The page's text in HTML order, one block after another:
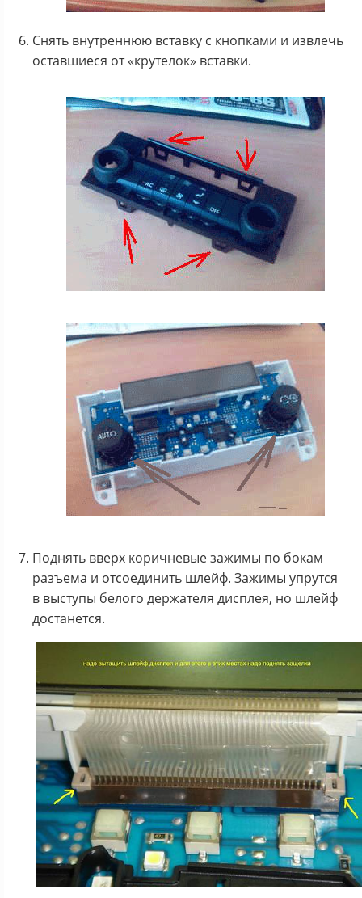
Снять внутреннюю вставку с кнопками и извлечь
оставшиеся от «крутелок» вставки.
Поднять вверх коричневые зажимы по бокам
разъема и отсоединить шлейф. Зажимы упрутся
в выступы белого держателя дисплея, но шлейф
достанется.